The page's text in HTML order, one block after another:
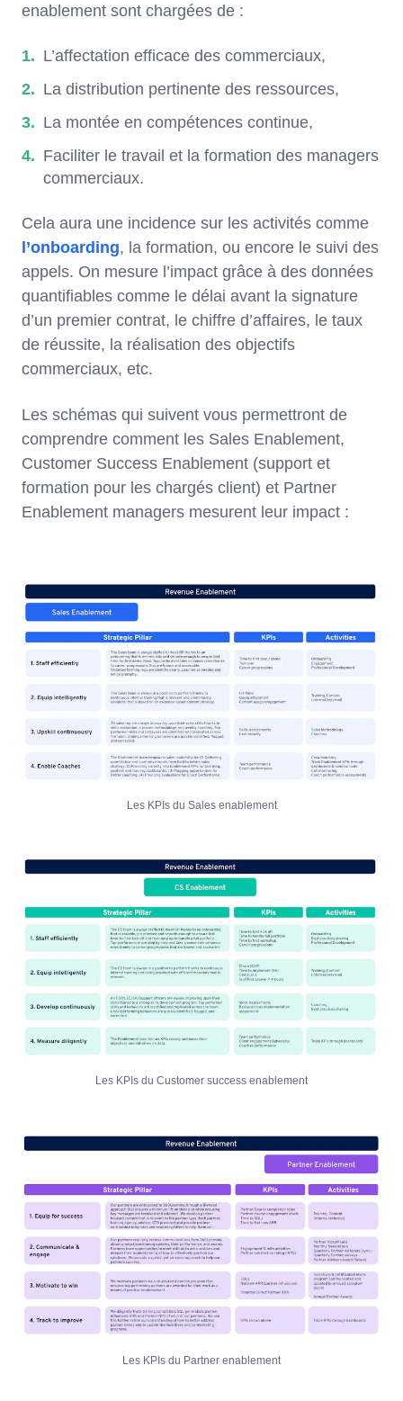
enablement sont chargées de :
L’affectation efficace des commerciaux,
La distribution pertinente des ressources,
La montée en compétences continue,
Faciliter le travail et la formation des managers
commerciaux.
Cela aura une incidence sur les activités comme
l’onboarding, la formation, ou encore le suivi des
appels. On mesure l’impact grâce à des données
quantifiables comme le délai avant la signature
d’un premier contrat, le chiffre d’affaires, le taux
de réussite, la réalisation des objectifs
commerciaux, etc.
Les schémas qui suivent vous permettront de
comprendre comment les Sales Enablement,
Customer Success Enablement (support et
formation pour les chargés client) et Partner
Enablement managers mesurent leur impact :
Les KPIs du Sales enablement
Les KPIs du Customer success enablement
Les KPIs du Partner enablement